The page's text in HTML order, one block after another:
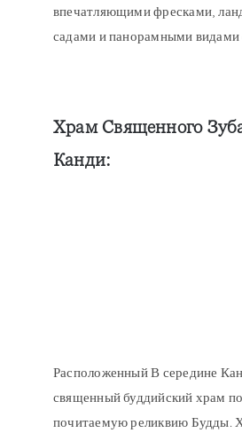
впечатляющими фресками,
садами и панорамными
Храм Священного
Канди:
Расположенный В середине
священный буддийский храм
почитаемую реликвию Будды.